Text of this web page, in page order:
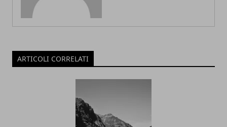
ARTICOLI CORRELATI